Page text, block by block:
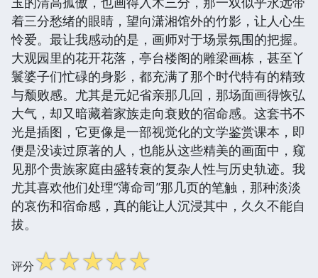
着三分愁绪的眼睛，望向潇湘馆外的竹影，让人心生
怜爱。最让我感动的是，画师对于场景氛围的把握。
大观园里的花开花落，亭台楼阁的雕梁画栋，甚至丫
鬟婆子们忙碌的身影，都充满了那个时代特有的精致
与颓败感。尤其是元妃省亲那几回，那场面画得恢弘
大气，却又暗藏着家族走向衰败的宿命感。这套书不
光是插图，它更像是一部视觉化的文学鉴赏课本，即
便是没读过原著的人，也能从这些精美的画面中，窥
见那个贵族家庭由盛转衰的复杂人性与历史轨迹。我
尤其喜欢他们处理“薄命司”那几页的笔触，那种淡淡
的哀伤和宿命感，真的能让人沉浸其中，久久不能自
拔。
评分☆☆☆☆☆